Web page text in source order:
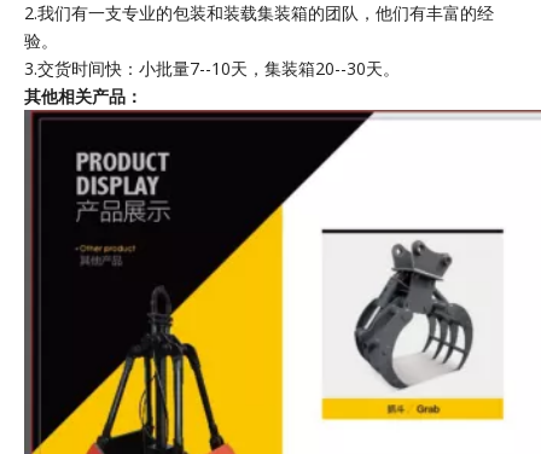
2.我们有一支专业的包装和装载集装箱的团队，他们有丰富的经
验。
3.交货时间快：小批量7--10天，集装箱20--30天。
其他相关产品：